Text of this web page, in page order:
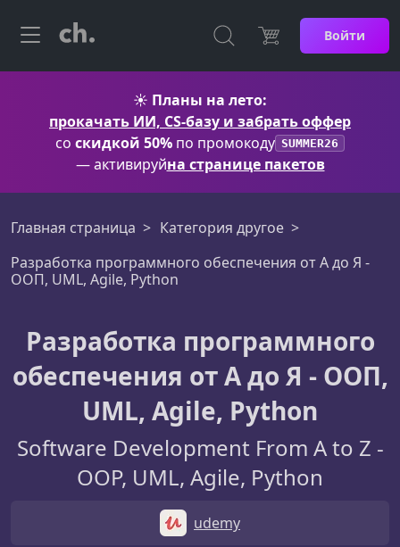
Войти
☀️ Планы на лето:
прокачать ИИ, CS-базу и забрать оффер
со скидкой 50% по промокоду SUMMER26
— активируйна странице пакетов
Главная страница
Категория другое
Разработка программного обеспечения от А до Я -
ООП, UML, Agile, Python
Разработка программного
обеспечения от А до Я - ООП,
UML, Agile, Python
Software Development From A to Z -
OOP, UML, Agile, Python
udemy